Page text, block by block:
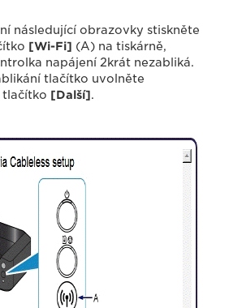
následující obrazovky stiskněte
[Wi-Fi] (A) na tiskárně,
napájení 2krát nezabliká.
tlačítko uvolněte
tlačítko [Další].